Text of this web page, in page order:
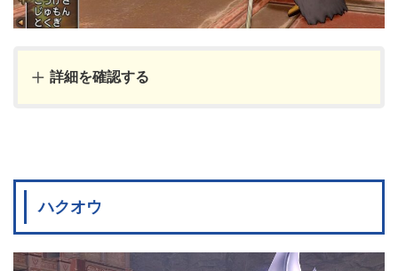
詳細を確認する
ハクオウ